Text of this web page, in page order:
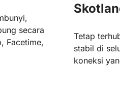
secara
Facetime,
Tetap
stabil di
koneksi